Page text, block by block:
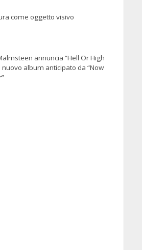
come oggetto visivo
annuncia “Hell Or High
nuovo album anticipato da “Now